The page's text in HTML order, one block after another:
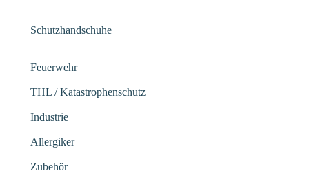
Schutzhandschuhe
Feuerwehr
THL / Katastrophenschutz
Industrie
Allergiker
Zubehör